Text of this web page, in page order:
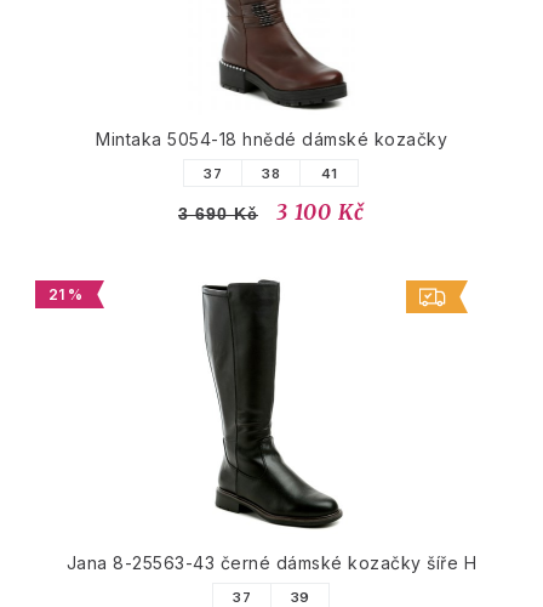
Mintaka 5054-18 hnědé dámské kozačky
37 38 41
3 690 Kč 3 100 Kč
21 %
Jana 8-25563-43 černé dámské kozačky šíře H
37 39